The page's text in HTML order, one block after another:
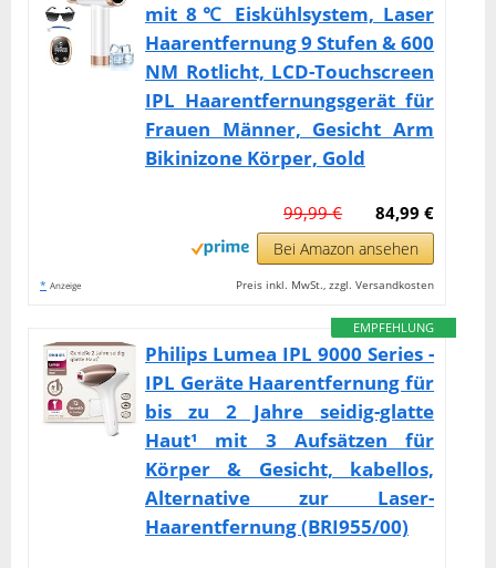
mit 8℃ Eiskühlsystem, Laser
Haarentfernung 9 Stufen & 600
NM Rotlicht, LCD-Touchscreen
IPL Haarentfernungsgerät für
Frauen Männer, Gesicht Arm
Bikinizone Körper, Gold
84,99 €
99,99 €
Bei Amazon ansehen
* Anzeige Preis inkl. MwSt., zzgl. Versandkosten
EMPFEHLUNG
Philips Lumea IPL 9000 Series -
IPL Geräte Haarentfernung für
bis zu 2 Jahre seidig-glatte
Haut¹ mit 3 Aufsätzen für
Körper & Gesicht, kabellos,
Alternative zur Laser-
Haarentfernung (BRI955/00)